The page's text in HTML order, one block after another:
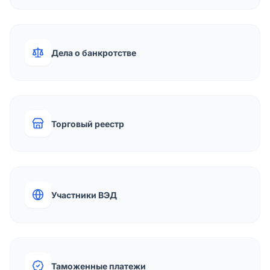
Дела о банкротстве
Торговый реестр
Участники ВЭД
Таможенные платежи